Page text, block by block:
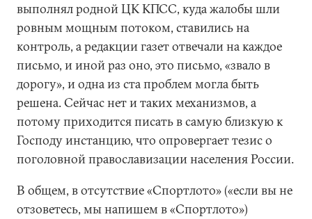
выполнял родной ЦК КПСС, куда жалобы шли
ровным мощным потоком, ставились на
контроль, а редакции газет отвечали на каждое
письмо, и иной раз оно, это письмо, «звало в
дорогу», и одна из ста проблем могла быть
решена. Сейчас нет и таких механизмов, а
потому приходится писать в самую близкую к
Господу инстанцию, что опровергает тезис о
поголовной православизации населения России.
В общем, в отсутствие «Спортлото» («если вы не
отзоветесь, мы напишем в «Спортлото»)